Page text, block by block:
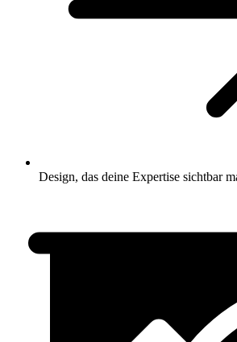
Design, das deine Expertise sichtbar